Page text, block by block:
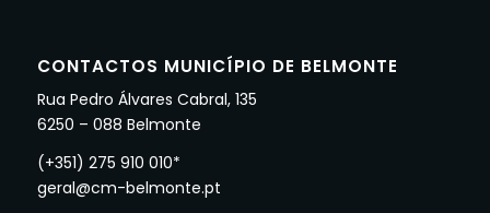
CONTACTOS MUNICÍPIO DE BELMONTE
Rua Pedro Álvares Cabral, 135
6250 – 088 Belmonte
(+351) 275 910 010*
geral@cm-belmonte.pt